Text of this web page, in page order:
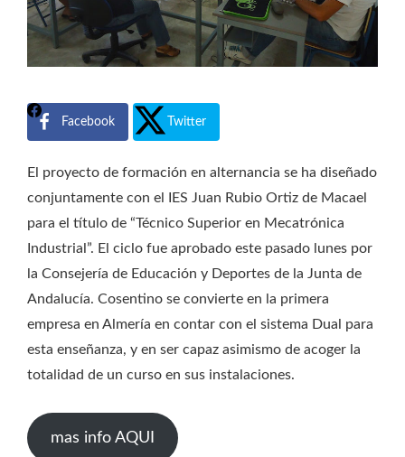
Facebook Twitter
El proyecto de formación en alternancia se ha diseñado
conjuntamente con el IES Juan Rubio Ortiz de Macael
para el título de “Técnico Superior en Mecatrónica
Industrial”. El ciclo fue aprobado este pasado lunes por
la Consejería de Educación y Deportes de la Junta de
Andalucía. Cosentino se convierte en la primera
empresa en Almería en contar con el sistema Dual para
esta enseñanza, y en ser capaz asimismo de acoger la
totalidad de un curso en sus instalaciones.
mas info AQUI